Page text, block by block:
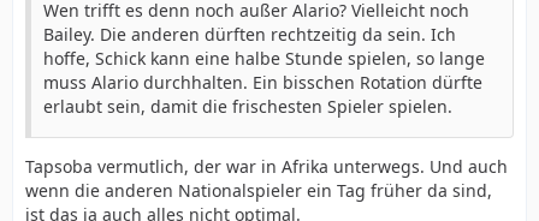
Wen trifft es denn noch außer Alario? Vielleicht noch
Bailey. Die anderen dürften rechtzeitig da sein. Ich
hoffe, Schick kann eine halbe Stunde spielen, so lange
muss Alario durchhalten. Ein bisschen Rotation dürfte
erlaubt sein, damit die frischesten Spieler spielen.
Tapsoba vermutlich, der war in Afrika unterwegs. Und auch
wenn die anderen Nationalspieler ein Tag früher da sind,
ist das ja auch alles nicht optimal.